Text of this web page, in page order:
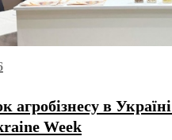
агробізнесу в
Week